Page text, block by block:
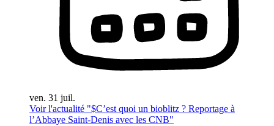
ven. 31 juil.
Voir l'actualité "$C’est quoi un bioblitz ? Reportage à
l’Abbaye Saint-Denis avec les CNB"